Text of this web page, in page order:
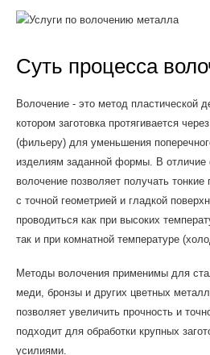
Суть процесса
Волочение - это метод пластической
котором заготовка протягивается
(фильеру) для уменьшения
изделиям заданной формы. В отличие
волочение позволяет получать
с точной геометрией и гладкой
проводиться как при высоких
так и при комнатной температуре
Методы волочения применимы для
меди, бронзы и других цветных
позволяет увеличить прочность и
подходит для обработки крупных
усилиями.